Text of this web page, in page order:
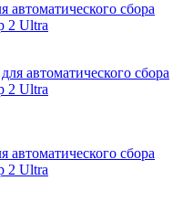
автоматического сбора
2 Ultra
автоматического сбора
2 Ultra